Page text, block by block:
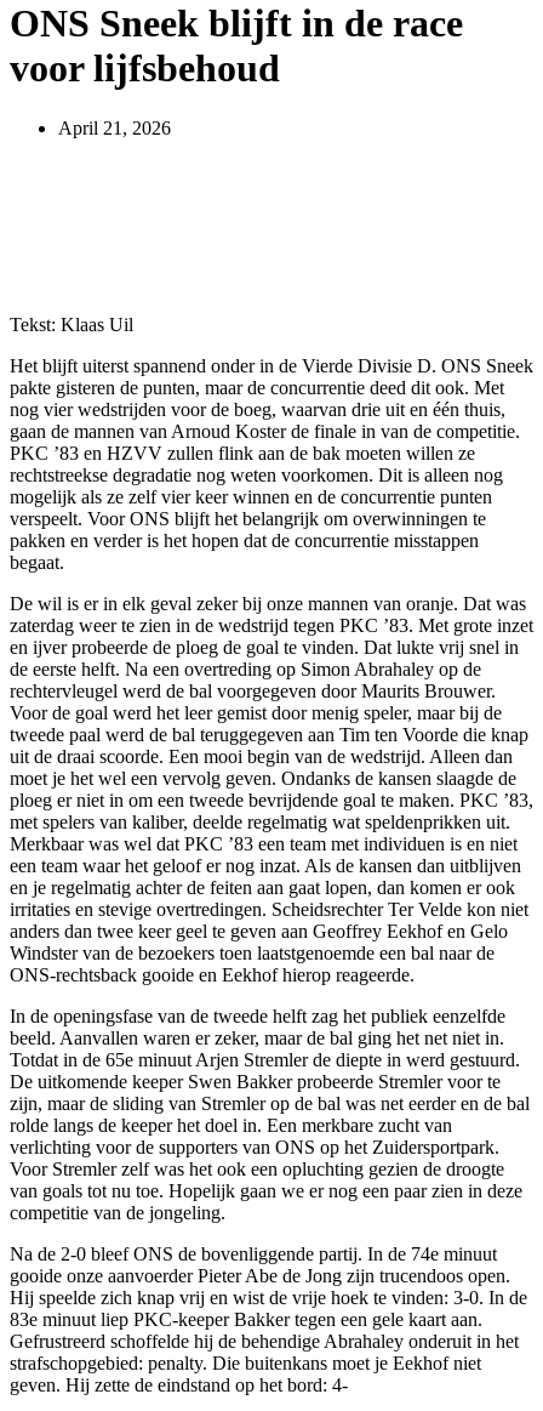
ONS Sneek blijft in de race
voor lijfsbehoud
April 21, 2026
Tekst: Klaas Uil
Het blijft uiterst spannend onder in de Vierde Divisie D. ONS Sneek
pakte gisteren de punten, maar de concurrentie deed dit ook. Met
nog vier wedstrijden voor de boeg, waarvan drie uit en één thuis,
gaan de mannen van Arnoud Koster de finale in van de competitie.
PKC ’83 en HZVV zullen flink aan de bak moeten willen ze
rechtstreekse degradatie nog weten voorkomen. Dit is alleen nog
mogelijk als ze zelf vier keer winnen en de concurrentie punten
verspeelt. Voor ONS blijft het belangrijk om overwinningen te
pakken en verder is het hopen dat de concurrentie misstappen
begaat.
De wil is er in elk geval zeker bij onze mannen van oranje. Dat was
zaterdag weer te zien in de wedstrijd tegen PKC ’83. Met grote inzet
en ijver probeerde de ploeg de goal te vinden. Dat lukte vrij snel in
de eerste helft. Na een overtreding op Simon Abrahaley op de
rechtervleugel werd de bal voorgegeven door Maurits Brouwer.
Voor de goal werd het leer gemist door menig speler, maar bij de
tweede paal werd de bal teruggegeven aan Tim ten Voorde die knap
uit de draai scoorde. Een mooi begin van de wedstrijd. Alleen dan
moet je het wel een vervolg geven. Ondanks de kansen slaagde de
ploeg er niet in om een tweede bevrijdende goal te maken. PKC ’83,
met spelers van kaliber, deelde regelmatig wat speldenprikken uit.
Merkbaar was wel dat PKC ’83 een team met individuen is en niet
een team waar het geloof er nog inzat. Als de kansen dan uitblijven
en je regelmatig achter de feiten aan gaat lopen, dan komen er ook
irritaties en stevige overtredingen. Scheidsrechter Ter Velde kon niet
anders dan twee keer geel te geven aan Geoffrey Eekhof en Gelo
Windster van de bezoekers toen laatstgenoemde een bal naar de
ONS-rechtsback gooide en Eekhof hierop reageerde.
In de openingsfase van de tweede helft zag het publiek eenzelfde
beeld. Aanvallen waren er zeker, maar de bal ging het net niet in.
Totdat in de 65e minuut Arjen Stremler de diepte in werd gestuurd.
De uitkomende keeper Swen Bakker probeerde Stremler voor te
zijn, maar de sliding van Stremler op de bal was net eerder en de bal
rolde langs de keeper het doel in. Een merkbare zucht van
verlichting voor de supporters van ONS op het Zuidersportpark.
Voor Stremler zelf was het ook een opluchting gezien de droogte
van goals tot nu toe. Hopelijk gaan we er nog een paar zien in deze
competitie van de jongeling.
Na de 2-0 bleef ONS de bovenliggende partij. In de 74e minuut
gooide onze aanvoerder Pieter Abe de Jong zijn trucendoos open.
Hij speelde zich knap vrij en wist de vrije hoek te vinden: 3-0. In de
83e minuut liep PKC-keeper Bakker tegen een gele kaart aan.
Gefrustreerd schoffelde hij de behendige Abrahaley onderuit in het
strafschopgebied: penalty. Die buitenkans moet je Eekhof niet
geven. Hij zette de eindstand op het bord: 4-